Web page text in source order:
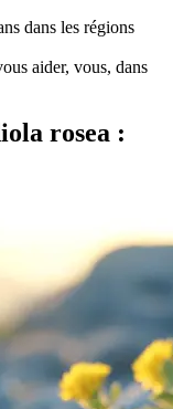
dans les régions
aider, vous, dans
rosea :